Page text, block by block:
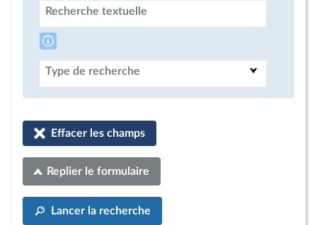
Recherche textuelle
Type de recherche
Effacer les champs
Replier le formulaire
Lancer la recherche